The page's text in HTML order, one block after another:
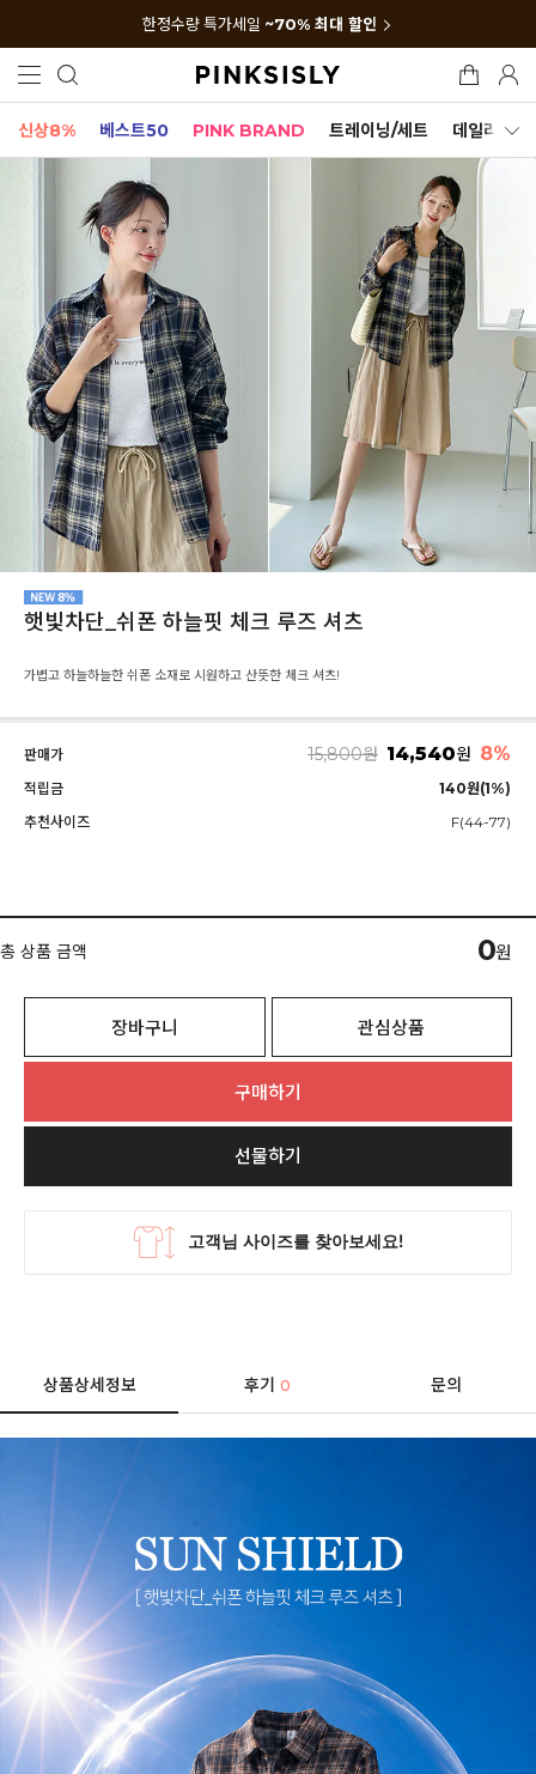
한정수량 특가세일 ~70% 최대 할인
신상8% 베스트50 PINK BRAND 트레이닝/세트 데일리세트
햇빛차단_쉬폰 하늘핏 체크 루즈 셔츠
가볍고 하늘하늘한 쉬폰 소재로 시원하고 산뜻한 체크 셔츠!
판매가 15,800원 14,540원 8%
적립금
140원(1%)
추천사이즈
F(44-77)
총 상품 금액 0원
장바구니 관심상품
구매하기
선물하기
상품상세정보 후기0 문의